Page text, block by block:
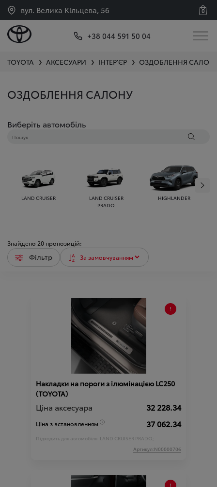
вул. Велика Кільцева, 56 0
+38 044 591 50 04
TOYOTA ❯ АКСЕСУАРИ ❯ ІНТЕР'ЄР ❯ ОЗДОБЛЕННЯ
ОЗДОБЛЕННЯ САЛОНУ
Виберіть автомобіль
LAND CRUISER
LAND CRUISER
PRADO
HIGHLANDER
Знайдено 20 пропозицій:
Фільтр
Накладки на пороги з ілюмінацією LC250
(TOYOTA)
Ціна аксесуара 32 228.34
Ціна з встановленням 37 062.34
Підходить для автомобіля :LAND CRUISER PRADO;
Артикул:N00000706